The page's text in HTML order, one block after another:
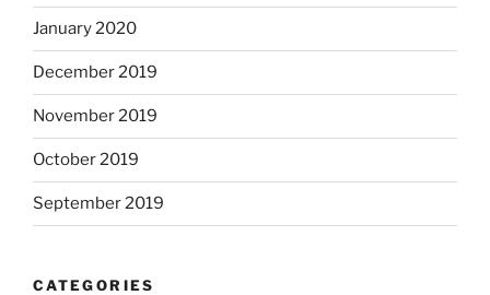
January 2020
December 2019
November 2019
October 2019
September 2019
CATEGORIES